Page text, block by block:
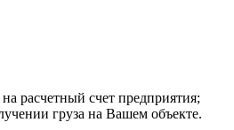
расчетный счет предприятия;
груза на Вашем объекте.